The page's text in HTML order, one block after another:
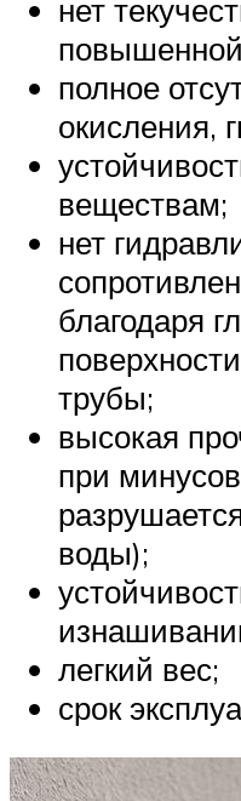
нет
полное
окисления,
веществам;
нет
благодаря
трубы;
высокая
при
воды);
легкий вес;
срок